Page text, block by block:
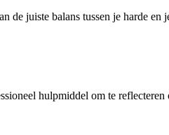
de juiste balans tussen je harde
hulpmiddel om te reflecteren